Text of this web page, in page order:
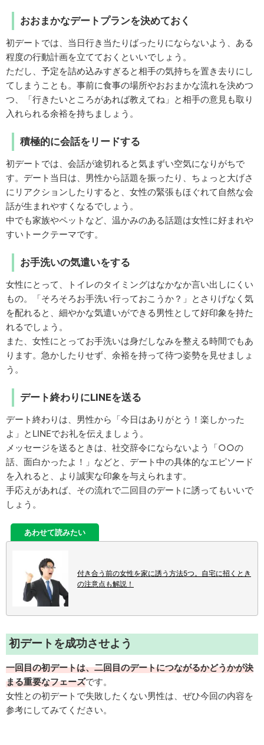
おおまかなデートプランを決めておく
初デートでは、当日行き当たりばったりにならないよう、ある
程度の行動計画を立てておくといいでしょう。
ただし、予定を詰め込みすぎると相手の気持ちを置き去りにし
てしまうことも。事前に食事の場所やおおまかな流れを決めつ
つ、「行きたいところがあれば教えてね」と相手の意見も取り
入れられる余裕を持ちましょう。
積極的に会話をリードする
初デートでは、会話が途切れると気まずい空気になりがちで
す。デート当日は、男性から話題を振ったり、ちょっと大げさ
にリアクションしたりすると、女性の緊張もほぐれて自然な会
話が生まれやすくなるでしょう。
中でも家族やペットなど、温かみのある話題は女性に好まれや
すいトークテーマです。
お手洗いの気遣いをする
女性にとって、トイレのタイミングはなかなか言い出しにくい
もの。「そろそろお手洗い行っておこうか？」とさりげなく気
を配れると、細やかな気遣いができる男性として好印象を持た
れるでしょう。
また、女性にとってお手洗いは身だしなみを整える時間でもあ
ります。急かしたりせず、余裕を持って待つ姿勢を見せましょ
う。
デート終わりにLINEを送る
デート終わりは、男性から「今日はありがとう！楽しかった
よ」とLINEでお礼を伝えましょう。
メッセージを送るときは、社交辞令にならないよう「○○の
話、面白かったよ！」などと、デート中の具体的なエピソード
を入れると、より誠実な印象を与えられます。
手応えがあれば、その流れで二回目のデートに誘ってもいいで
しょう。
あわせて読みたい
付き合う前の女性を家に誘う方法5つ。自宅に招くとき
の注意点も解説！
初デートを成功させよう
一回目の初デートは、二回目のデートにつながるかどうかが決
まる重要なフェーズです。
女性との初デートで失敗したくない男性は、ぜひ今回の内容を
参考にしてみてください。